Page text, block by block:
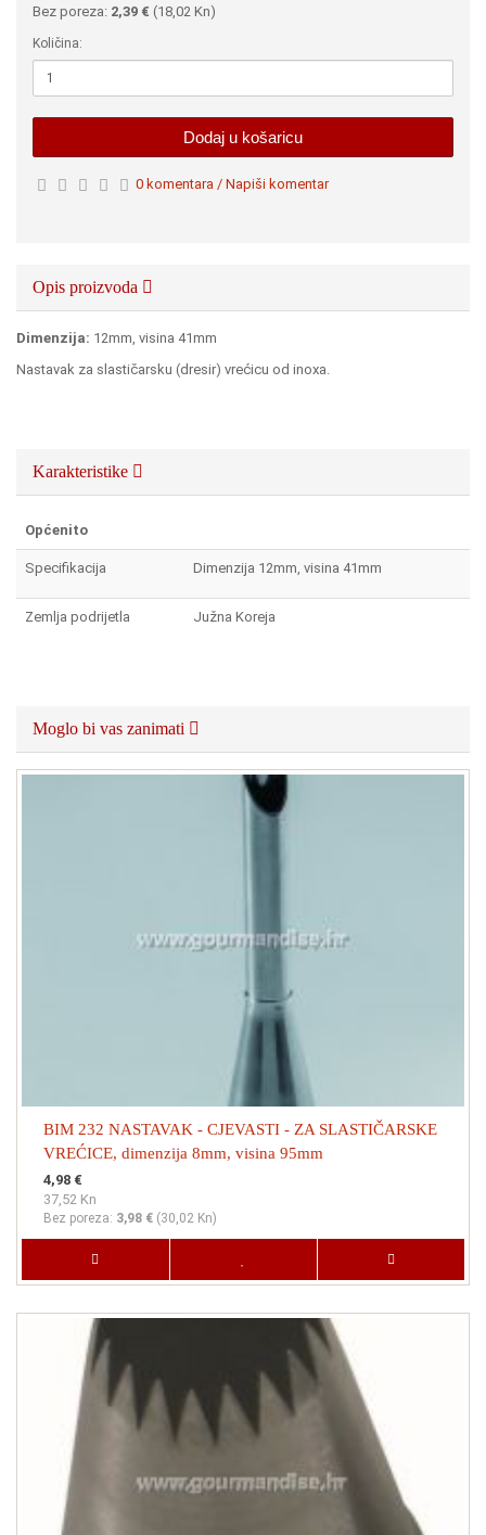
Bez poreza: 2,39 € (18,02 Kn)
Količina:
Dodaj u košaricu
0 komentara / Napiši komentar
Opis proizvoda
Dimenzija: 12mm, visina 41mm
Nastavak za slastičarsku (dresir) vrećicu od inoxa.
Karakteristike
Općenito
Specifikacija Dimenzija 12mm, visina 41mm
Zemlja podrijetla Južna Koreja
Moglo bi vas zanimati
BIM 232 NASTAVAK - CJEVASTI - ZA SLASTIČARSKE
VREĆICE, dimenzija 8mm, visina 95mm
4,98 €
37,52 Kn
Bez poreza: 3,98 € (30,02 Kn)